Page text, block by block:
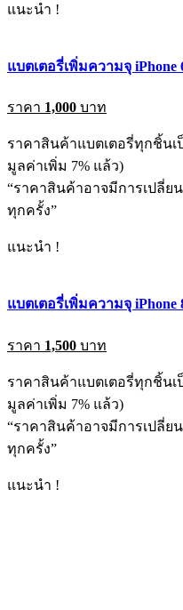
แนะนำ !
แบตเตอรี่เพิ่มความจุ iPhone
ราคา 1,000 บาท
ราคาสินค้าแบตเตอรี่ทุกชิ้น
มูลค่าเพิ่ม 7% แล้ว)
“ราคาสินค้าอาจมีการเปลี่
ทุกครั้ง”
แนะนำ !
แบตเตอรี่เพิ่มความจุ iPhone
ราคา 1,500 บาท
ราคาสินค้าแบตเตอรี่ทุกชิ้น
มูลค่าเพิ่ม 7% แล้ว)
“ราคาสินค้าอาจมีการเปลี่
ทุกครั้ง”
แนะนำ !